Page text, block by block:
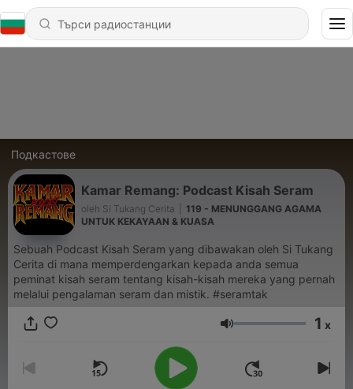
Подкастове
Kamar Remang: Podcast Kisah Seram
oleh Si Tukang Cerita
119 - MENUNGGANG AGAMA
UNTUK KEKAYAAN & KUASA
Sebuah Podcast Kisah Seram yang dibawakan oleh Si Tukang
Cerita di mana memperdengarkan kepada anda semua
peminat kisah seram tentang kisah-kisah mereka yang pernah
melalui pengalaman seram dan mistik. #seramtak
Сила на звука
1 x